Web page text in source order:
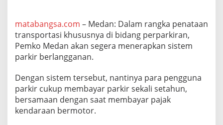
i
r
B
e
r
a
n
g
g
a
matabangsa.com – Medan: Dalam rangka penataan
transportasi khususnya di bidang perparkiran,
Pemko Medan akan segera menerapkan sistem
parkir berlangganan.
Dengan sistem tersebut, nantinya para pengguna
parkir cukup membayar parkir sekali setahun,
bersamaan dengan saat membayar pajak
kendaraan bermotor.